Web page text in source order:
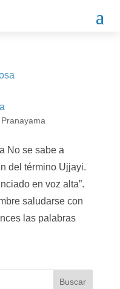
Pranayama
No se sabe a
del término Ujjayi.
en voz alta”.
saludarse con
las palabras
Buscar